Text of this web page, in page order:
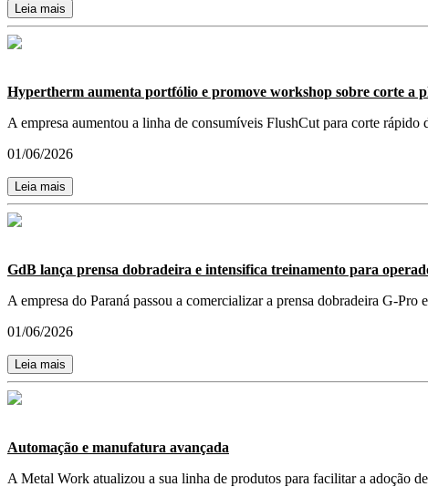
Leia mais
Hypertherm aumenta portfólio e promove workshop sobre corte a
A empresa aumentou a linha de consumíveis FlushCut para corte
01/06/2026
Leia mais
GdB lança prensa dobradeira e intensifica treinamento para
A empresa do Paraná passou a comercializar a prensa dobradeira G-
01/06/2026
Leia mais
Automação e manufatura avançada
A Metal Work atualizou a sua linha de produtos para facilitar a adoção